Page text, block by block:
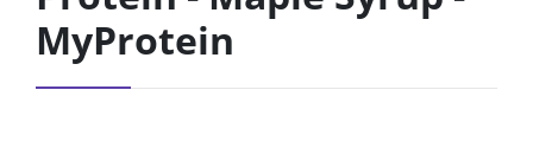
MyProtein